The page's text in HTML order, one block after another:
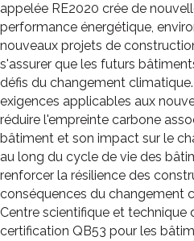
appelée RE2020 crée de
performance énergétique,
nouveaux projets de
s'assurer que les futurs
défis du changement
exigences applicables aux
réduire l'empreinte carbone
bâtiment et son impact sur le
au long du cycle de vie des
renforcer la résilience des
conséquences du changement
Centre scientifique et technique
certification QB53 pour les